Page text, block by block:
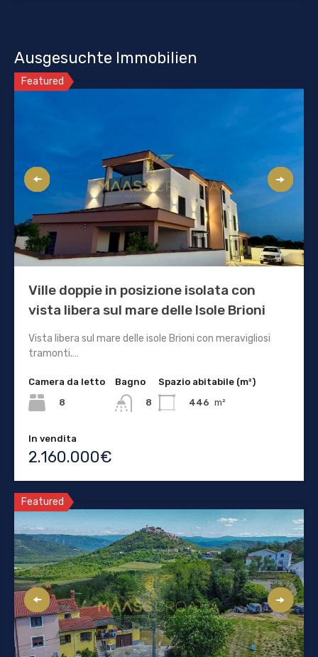
Ausgesuchte Immobilien
Featured
Ville doppie in posizione isolata con
vista libera sul mare delle Isole Brioni
Vista libera sul mare delle isole Brioni con meravigliosi
tramonti.…
Camera da letto
8
Bagno
8
Spazio abitabile (m²)
446 m²
In vendita
2.160.000€
Featured